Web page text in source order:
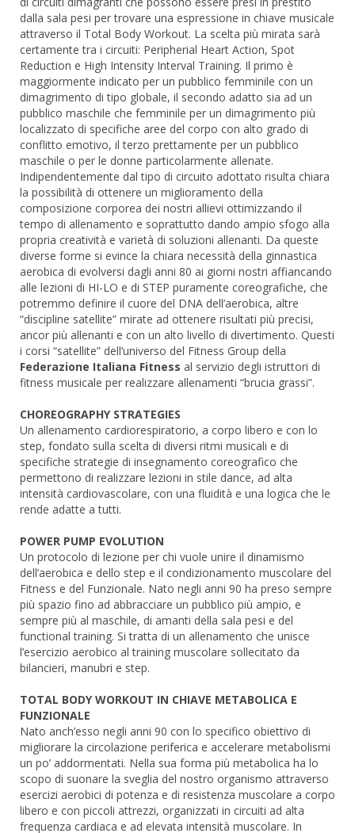
dalla sala pesi per trovare una espressione in chiave musicale
attraverso il Total Body Workout. La scelta più mirata sarà
certamente tra i circuiti: Peripherial Heart Action, Spot
Reduction e High Intensity Interval Training. Il primo è
maggiormente indicato per un pubblico femminile con un
dimagrimento di tipo globale, il secondo adatto sia ad un
pubblico maschile che femminile per un dimagrimento più
localizzato di specifiche aree del corpo con alto grado di
conflitto emotivo, il terzo prettamente per un pubblico
maschile o per le donne particolarmente allenate.
Indipendentemente dal tipo di circuito adottato risulta chiara
la possibilità di ottenere un miglioramento della
composizione corporea dei nostri allievi ottimizzando il
tempo di allenamento e soprattutto dando ampio sfogo alla
propria creatività e varietà di soluzioni allenanti. Da queste
diverse forme si evince la chiara necessità della ginnastica
aerobica di evolversi dagli anni 80 ai giorni nostri affiancando
alle lezioni di HI-LO e di STEP puramente coreografiche, che
potremmo definire il cuore del DNA dell’aerobica, altre
“discipline satellite” mirate ad ottenere risultati più precisi,
ancor più allenanti e con un alto livello di divertimento. Questi
i corsi “satellite” dell’universo del Fitness Group della
Federazione Italiana Fitness al servizio degli istruttori di
fitness musicale per realizzare allenamenti “brucia grassi”.
CHOREOGRAPHY STRATEGIES
Un allenamento cardiorespiratorio, a corpo libero e con lo
step, fondato sulla scelta di diversi ritmi musicali e di
specifiche strategie di insegnamento coreografico che
permettono di realizzare lezioni in stile dance, ad alta
intensità cardiovascolare, con una fluidità e una logica che le
rende adatte a tutti.
POWER PUMP EVOLUTION
Un protocolo di lezione per chi vuole unire il dinamismo
dell’aerobica e dello step e il condizionamento muscolare del
Fitness e del Funzionale. Nato negli anni 90 ha preso sempre
più spazio fino ad abbracciare un pubblico più ampio, e
sempre più al maschile, di amanti della sala pesi e del
functional training. Si tratta di un allenamento che unisce
l’esercizio aerobico al training muscolare sollecitato da
bilancieri, manubri e step.
TOTAL BODY WORKOUT IN CHIAVE METABOLICA E
FUNZIONALE
Nato anch’esso negli anni 90 con lo specifico obiettivo di
migliorare la circolazione periferica e accelerare metabolismi
un po’ addormentati. Nella sua forma più metabolica ha lo
scopo di suonare la sveglia del nostro organismo attraverso
esercizi aerobici di potenza e di resistenza muscolare a corpo
libero e con piccoli attrezzi, organizzati in circuiti ad alta
frequenza cardiaca e ad elevata intensità muscolare. In